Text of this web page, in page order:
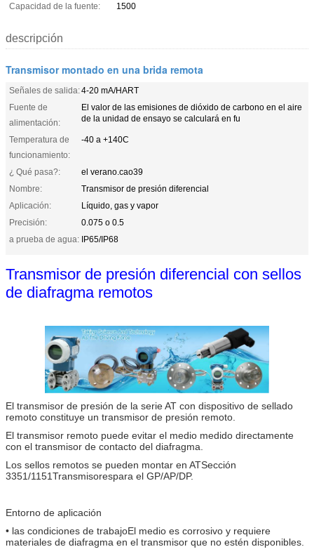
Capacidad de la fuente:
1500
descripción
Transmisor montado en una brida remota
Señales de salida:4-20 mA/HART
Fuente de
alimentación:
El valor de las emisiones de dióxido de carbono en el aire
de la unidad de ensayo se calculará en fu
Temperatura de
funcionamiento:
-40 a +140C
¿ Qué pasa?:
el verano.cao39
Nombre:
Transmisor de presión diferencial
Aplicación:
Líquido, gas y vapor
Precisión:
0.075 o 0.5
a prueba de agua: IP65/IP68
Transmisor de presión diferencial con sellos
de diafragma remotos
El transmisor de presión de la serie AT con dispositivo de sellado
remoto constituye un transmisor de presión remoto.
El transmisor remoto puede evitar el medio medido directamente
con el transmisor de contacto del diafragma.
Los sellos remotos se pueden montar en ATSección
3351/1151Transmisorespara el GP/AP/DP.
Entorno de aplicación
• las condiciones de trabajoEl medio es corrosivo y requiere
materiales de diafragma en el transmisor que no estén disponibles.